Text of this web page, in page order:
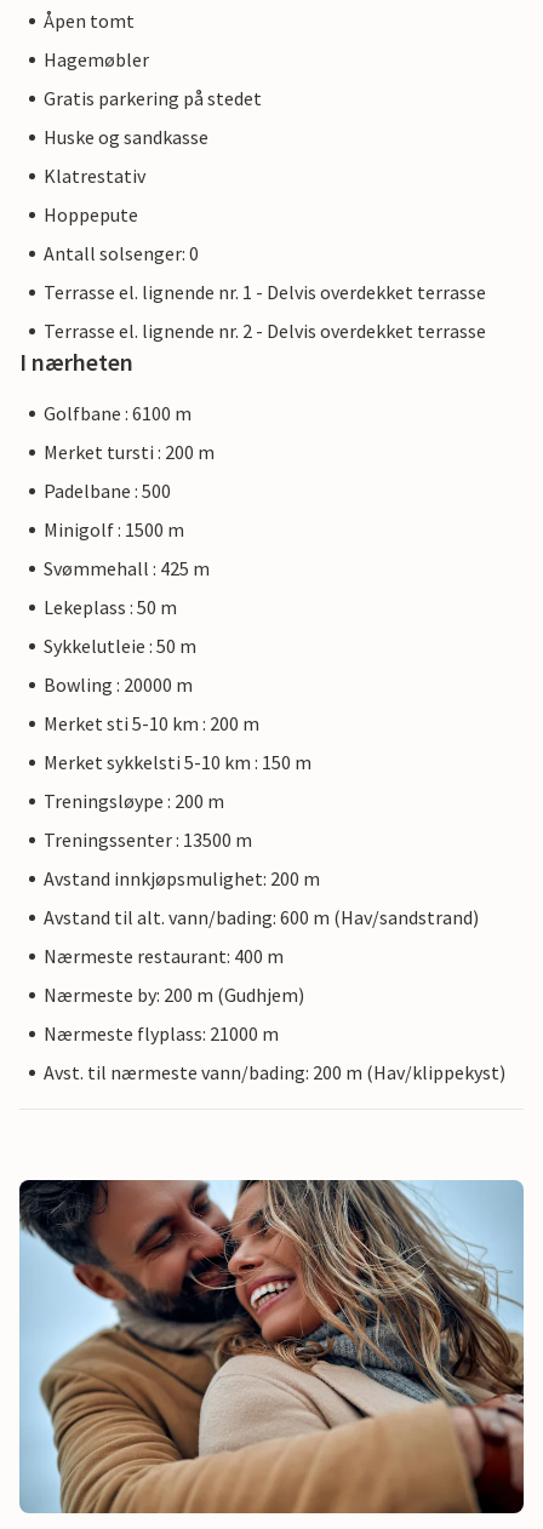
Åpen tomt
Hagemøbler
Gratis parkering på stedet
Huske og sandkasse
Klatrestativ
Hoppepute
Antall solsenger: 0
Terrasse el. lignende nr. 1 - Delvis overdekket terrasse
Terrasse el. lignende nr. 2 - Delvis overdekket terrasse
I nærheten
Golfbane : 6100 m
Merket tursti : 200 m
Padelbane : 500
Minigolf : 1500 m
Svømmehall : 425 m
Lekeplass : 50 m
Sykkelutleie : 50 m
Bowling : 20000 m
Merket sti 5-10 km : 200 m
Merket sykkelsti 5-10 km : 150 m
Treningsløype : 200 m
Treningssenter : 13500 m
Avstand innkjøpsmulighet: 200 m
Avstand til alt. vann/bading: 600 m (Hav/sandstrand)
Nærmeste restaurant: 400 m
Nærmeste by: 200 m (Gudhjem)
Nærmeste flyplass: 21000 m
Avst. til nærmeste vann/bading: 200 m (Hav/klippekyst)